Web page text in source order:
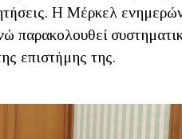
Η Μέρκελ
παρακολουθεί
επιστήμης της.